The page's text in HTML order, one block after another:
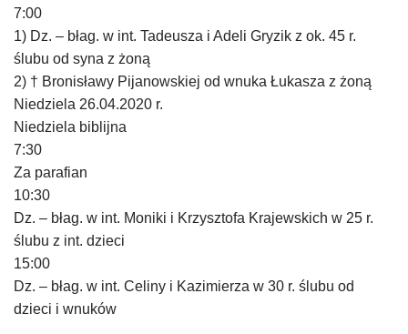
7:00
1) Dz. – błag. w int. Tadeusza i Adeli Gryzik z ok. 45 r.
ślubu od syna z żoną
2) † Bronisławy Pijanowskiej od wnuka Łukasza z żoną
Niedziela 26.04.2020 r.
Niedziela biblijna
7:30
Za parafian
10:30
Dz. – błag. w int. Moniki i Krzysztofa Krajewskich w 25 r.
ślubu z int. dzieci
15:00
Dz. – błag. w int. Celiny i Kazimierza w 30 r. ślubu od
dzieci i wnuków